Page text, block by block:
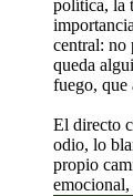
política, la
central: no
queda
fuego, que
El directo
odio, lo
propio